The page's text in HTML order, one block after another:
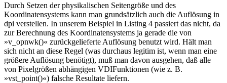
Durch Setzen der physikalischen Seitengröße und des
Koordinatensystems kann man grundsätzlich auch die Auflösung in
dpi verstellen. In unserem Beispiel in Listing 4 passiert das nicht, da
zur Berechnung des Koordinatensystems ja gerade die von
»v_opnwk()« zurückgelieferte Auflösung benutzt wird. Hält man
sich nicht an diese Regel (was durchaus legitim ist, wenn man eine
größere Auflösung benötigt), muß man davon ausgehen, daß alle
von Pixelgrößen abhängigen VDIFunktionen (wie z. B.
»vst_point()«) falsche Resultate liefern.